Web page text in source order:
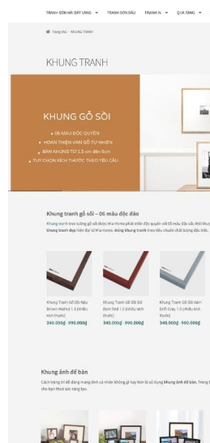
Danh Lam Collection
Điều Khoản Sử Dụng
Hoa Xuân – Tranh sơn mài hoa
Kim Mã – Tranh sơn mài dát vàng
Liên Diệp collection
Liên Hoa – Tranh hoa sen sơn mài
Reflections by the River
Saigon In Monochrome